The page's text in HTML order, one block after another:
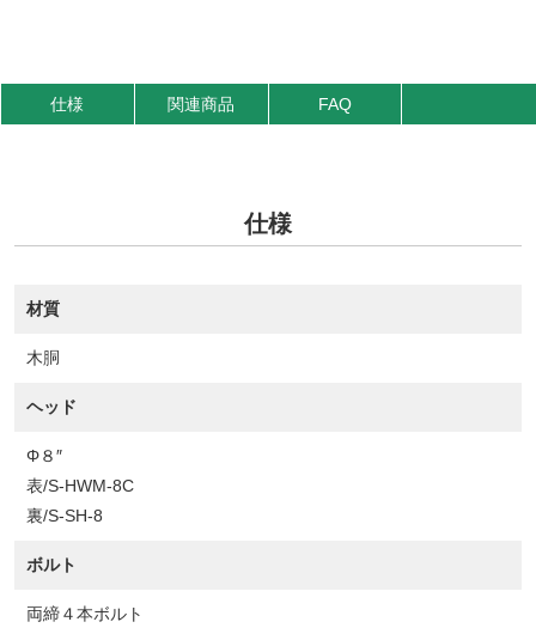
仕様 関連商品 FAQ
仕様
材質
木胴
ヘッド
Φ８″
表/S-HWM-8C
裏/S-SH-8
ボルト
両締４本ボルト